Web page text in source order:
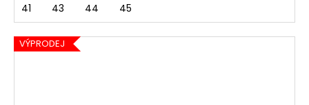
41 43 44 45
VÝPRODEJ